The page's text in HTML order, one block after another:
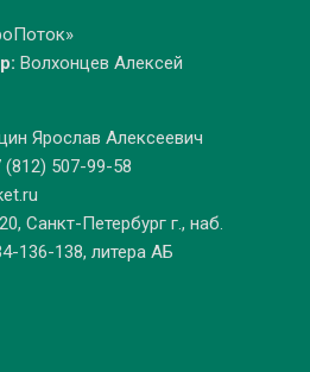
Волхонцев Алексей
Ярослав Алексеевич
(812) 507-99-58
Санкт-Петербург г., наб.
136-138, литера АБ